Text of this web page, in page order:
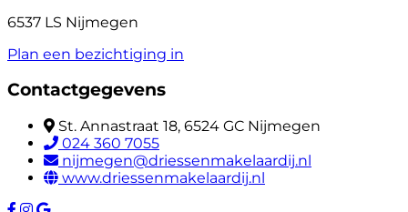
6537 LS Nijmegen
Plan een bezichtiging in
Contactgegevens
St. Annastraat 18, 6524 GC Nijmegen
024 360 7055
nijmegen@driessenmakelaardij.nl
www.driessenmakelaardij.nl